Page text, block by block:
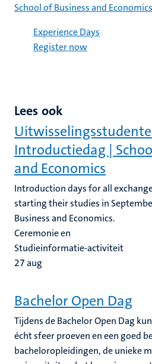
School of Business and Economics
Experience Days
Register now
Lees ook
Introductiedag |
and Economics
Introduction days for all
starting their studies in
Business and Economics.
Ceremonie en
Studieinformatie-activiteit
27aug
Bachelor Open Dag
Tijdens de Bachelor Open Dag
écht sfeer proeven en een goed
bacheloropleidingen, de unieke